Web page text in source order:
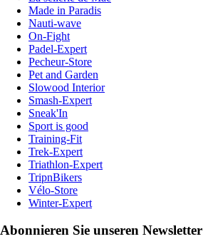
Made in Paradis
Nauti-wave
On-Fight
Padel-Expert
Pecheur-Store
Pet and Garden
Slowood Interior
Smash-Expert
Sneak'In
Sport is good
Training-Fit
Trek-Expert
Triathlon-Expert
TripnBikers
Vélo-Store
Winter-Expert
Abonnieren Sie unseren Newsletter